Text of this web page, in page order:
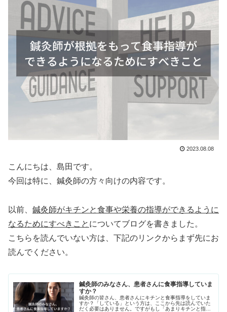
2023.08.08
こんにちは、島田です。
今回は特に、鍼灸師の方々向けの内容です。
以前、 鍼灸師がキチンと食事や栄養の指導ができるように
なるためにすべきこと についてブログを書きました。
こちらを読んでいない方は、下記のリンクからまず先にお
読んでください。
鍼灸師のみなさん、患者さんに食事指導していま
すか？
鍼灸師の皆さん、患者さんにキチンと食事指導をしていま
すか？「している」という方は、ここから先は読んでいた
だく必要はありません。ですがもし「あまりキチンと指導